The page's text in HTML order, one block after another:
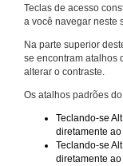
Teclas de acesso
a você navegar neste
Na parte superior
se encontram atalhos
alterar o contraste.
Os atalhos padrões
Teclando-se
diretamente
Teclando-se
diretamente